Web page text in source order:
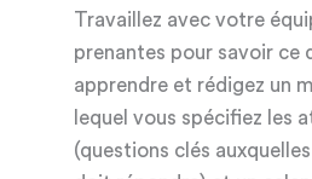
Travaillez avec votre
prenantes pour savoir ce
apprendre et rédigez un
lequel vous spécifiez les
(questions clés